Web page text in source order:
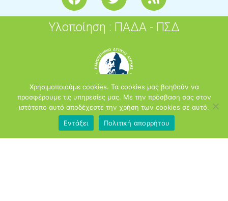
a
c
e
w
i
t
e
r
s
s
Υλοποίηση : ΠΑΔΑ - ΠΣΔ
Χρησιμοποιούμε cookies. Τα cookies μας βοηθούν να
προσφέρουμε τις υπηρεσίες μας. Με την πρόσβαση σας στον
ιστότοπο αυτό αποδέχεστε την χρήση των cookies σε αυτό.
Εντάξει
Πολιτική απορρήτου